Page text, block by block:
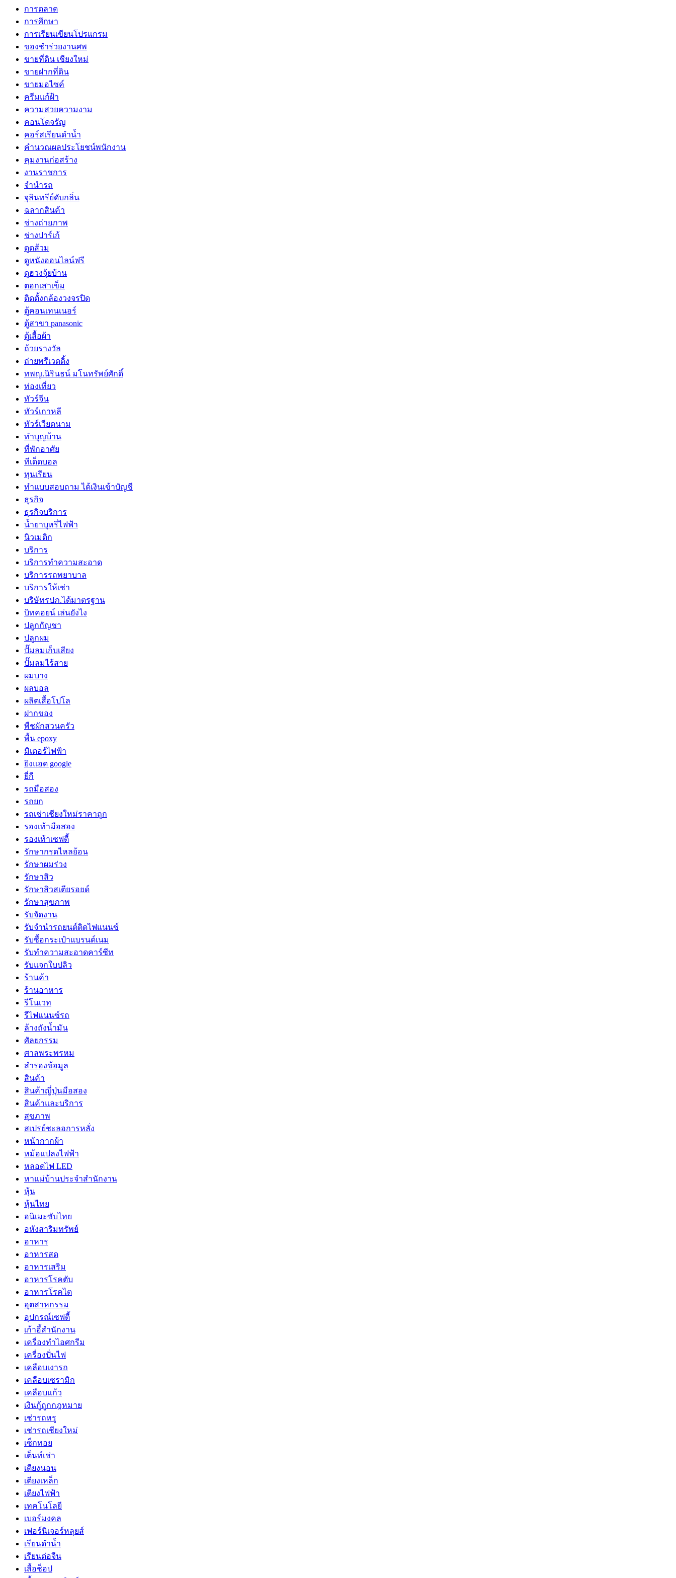
การตลาด
การศึกษา
การเรียนเขียนโปรแกรม
ของชำร่วยงานศพ
ขายที่ดิน เชียงใหม่
ขายฝากที่ดิน
ขายมอไซค์
ครีมแก้ฝ้า
ความสวยความงาม
คอนโดจรัญ
คอร์สเรียนดำน้ำ
คำนวณผลประโยชน์พนักงาน
คุมงานก่อสร้าง
งานราชการ
จำนำรถ
จุลินทรีย์ดับกลิ่น
ฉลากสินค้า
ช่างถ่ายภาพ
ช่างปาร์เก้
ดูดส้วม
ดูหนังออนไลน์ฟรี
ดูฮวงจุ้ยบ้าน
ตอกเสาเข็ม
ติดตั้งกล้องวงจรปิด
ตู้คอนเทนเนอร์
ตู้สาขา panasonic
ตู้เสื้อผ้า
ถ้วยรางวัล
ถ่ายพรีเวดดิ้ง
ทพญ.นิรินธน์ มโนทรัพย์ศักดิ์
ท่องเที่ยว
ทัวร์จีน
ทัวร์เกาหลี
ทัวร์เวียดนาม
ทำบุญบ้าน
ที่พักอาศัย
ทีเด็ดบอล
ทุนเรียน
ทําแบบสอบถาม ได้เงินเข้าบัญชี
ธุรกิจ
ธุรกิจบริการ
น้ำยาบุหรี่ไฟฟ้า
นิวเมติก
บริการ
บริการทำความสะอาด
บริการรถพยาบาล
บริการให้เช่า
บริษัทรปภ.ได้มาตรฐาน
บิทคอยน์ เล่นยังไง
ปลูกกัญชา
ปลูกผม
ปั๊มลมเก็บเสียง
ปั๊มลมไร้สาย
ผมบาง
ผลบอล
ผลิตเสื้อโปโล
ฝากของ
พืชผักสวนครัว
พื้น epoxy
มิเตอร์ไฟฟ้า
ยิงแอด google
ยี่กี
รถมือสอง
รถยก
รถเช่าเชียงใหม่ราคาถูก
รองเท้ามือสอง
รองเท้าเซฟตี้
รักษากรดไหลย้อน
รักษาผมร่วง
รักษาสิว
รักษาสิวสเตียรอยด์
รักษาสุขภาพ
รับจัดงาน
รับจํานํารถยนต์ติดไฟแนนซ์
รับซื้อกระเป๋าแบรนด์เนม
รับทำความสะอาดคาร์ซีท
รับแจกใบปลิว
ร้านค้า
ร้านอาหาร
รีโนเวท
รีไฟแนนซ์รถ
ล้างถังน้ำมัน
ศัลยกรรม
ศาลพระพรหม
สำรองข้อมูล
สินค้า
สินค้าญี่ปุ่นมือสอง
สินค้าและบริการ
สุขภาพ
สเปรย์ชะลอการหลั่ง
หน้ากากผ้า
หม้อแปลงไฟฟ้า
หลอดไฟ LED
หาแม่บ้านประจำสำนักงาน
หุ้น
หุ้นไทย
อนิเมะซับไทย
อหังสาริมทรัพย์
อาหาร
อาหารสด
อาหารเสริม
อาหารโรคตับ
อาหารโรคไต
อุตสาหกรรม
อุปกรณ์เซฟตี้
เก้าอี้สำนักงาน
เครื่องทำไอศกรีม
เครื่องปั่นไฟ
เคลือบเงารถ
เคลือบเซรามิก
เคลือบแก้ว
เงินกู้ถูกกฎหมาย
เช่ารถหรู
เช่ารถเชียงใหม่
เซ็กทอย
เต็นท์เช่า
เตียงนอน
เตียงเหล็ก
เตียงไฟฟ้า
เทคโนโลยี
เบอร์มงคล
เฟอร์นิเจอร์หลุยส์
เรียนดำน้ำ
เรียนต่อจีน
เสื้อช็อป